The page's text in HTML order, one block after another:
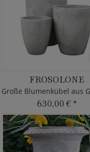
FROSOLONE
630,00 € *